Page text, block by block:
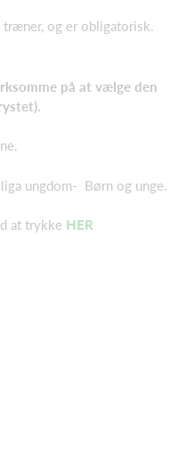
træner, og er obligatorisk.
på at vælge den
ungdom- Børn og unge.
at trykke HER